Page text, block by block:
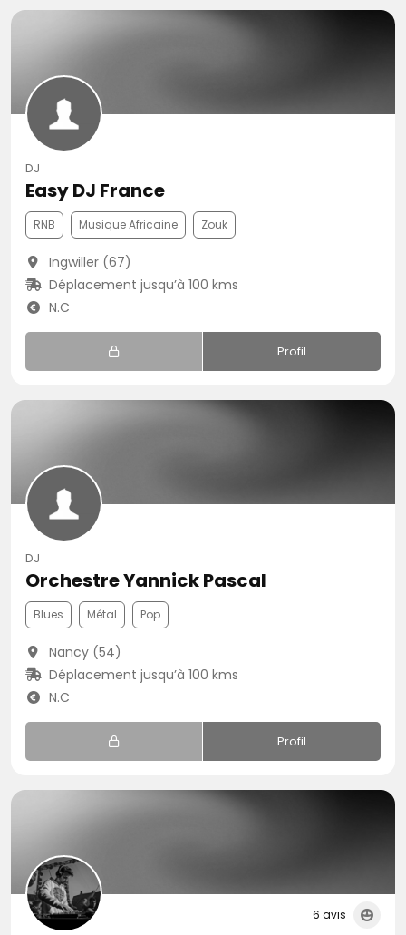
DJ
Easy DJ France
RNB Musique Africaine Zouk
Ingwiller (67)
Déplacement jusqu’à 100 kms
N.C
Profil
DJ
Orchestre Yannick Pascal
Blues Métal Pop
Nancy (54)
Déplacement jusqu’à 100 kms
N.C
Profil
6 avis